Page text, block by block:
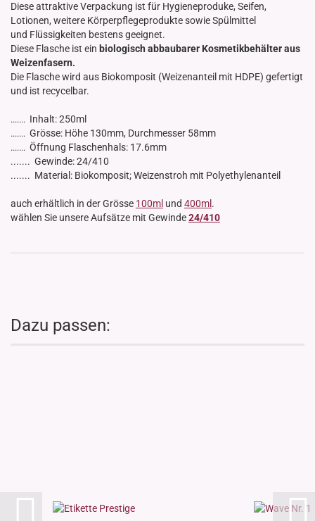
Diese attraktive Verpackung ist für Hygieneproduke, Seifen,
Lotionen, weitere Körperpflegeprodukte sowie Spülmittel
und Flüssigkeiten bestens geeignet.
Diese Flasche ist ein biologisch abbaubarer Kosmetikbehälter aus
Weizenfasern.
Die Flasche wird aus Biokomposit (Weizenanteil mit HDPE) gefertigt
und ist recycelbar.
....... Inhalt: 250ml
....... Grösse: Höhe 130mm, Durchmesser 58mm
....... Öffnung Flaschenhals: 17.6mm
....... Gewinde: 24/410
....... Material: Biokomposit; Weizenstroh mit Polyethylenanteil
auch erhältlich in der Grösse 100ml und 400ml .
wählen Sie unsere Aufsätze mit Gewinde24/410
Dazu passen: